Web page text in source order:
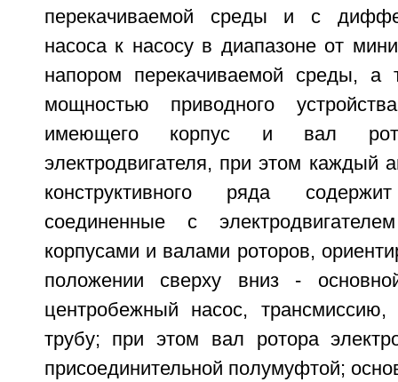
перекачиваемой среды и с
насоса к насосу в диапазоне от
напором перекачиваемой среды, а
мощностью приводного
имеющего корпус и вал
электродвигателя, при этом каждый
конструктивного ряда
соединенные с
корпусами и валами роторов,
положении сверху вниз -
центробежный насос,
трубу; при этом вал ротора
присоединительной полумуфтой;